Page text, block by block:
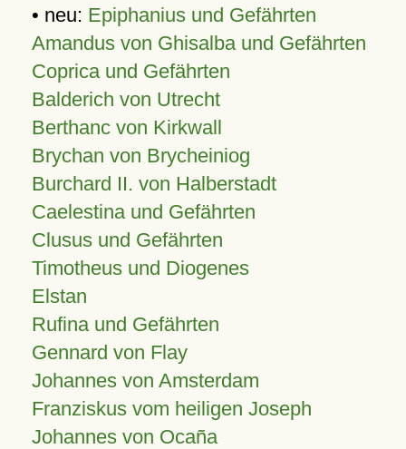
• neu: Epiphanius und Gefährten
Amandus von Ghisalba und Gefährten
Coprica und Gefährten
Balderich von Utrecht
Berthanc von Kirkwall
Brychan von Brycheiniog
Burchard II. von Halberstadt
Caelestina und Gefährten
Clusus und Gefährten
Timotheus und Diogenes
Elstan
Rufina und Gefährten
Gennard von Flay
Johannes von Amsterdam
Franziskus vom heiligen Joseph
Johannes von Ocaña